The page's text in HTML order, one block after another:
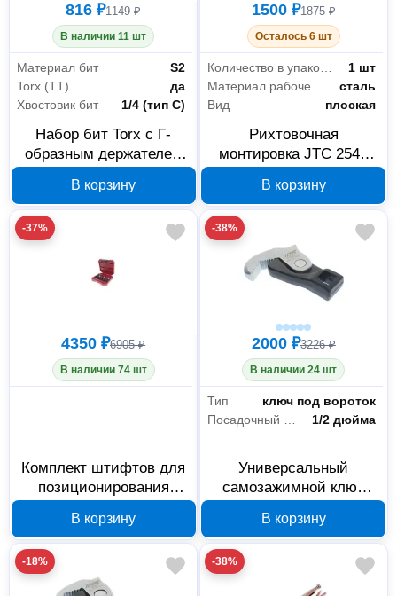
816 ₽1149 ₽
В наличии 11 шт
Материал бит
S2
Torx (TT)
да
Хвостовик бит
1/4 (тип С)
Набор бит Torx с Г-
образным держателем
В корзину
1500 ₽1875 ₽
Осталось 6 шт
Количество в упаковке
1 шт
Материал рабочей части
сталь
Вид
плоская
Рихтовочная
монтировка JTC 2541
В корзину
-37%
4350 ₽6905 ₽
В наличии 74 шт
Комплект штифтов для
позиционирования
В корзину
-38%
2000 ₽3226 ₽
В наличии 24 шт
Тип
ключ под вороток
1/2 дюйма
Универсальный
самозажимной ключ
1/2
В корзину
-18% -38%